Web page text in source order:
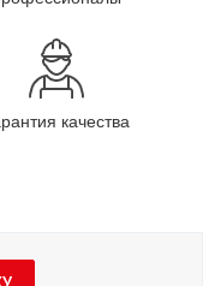
качества